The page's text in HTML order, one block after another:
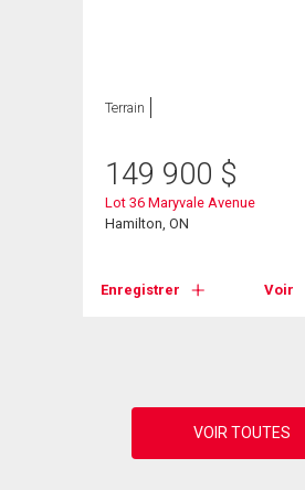
Terrain
149 900 $
Lot 36 Maryvale Avenue
Hamilton, ON
Enregistrer Voir